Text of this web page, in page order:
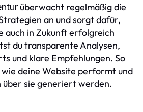
überwacht regelmäßig die
an und sorgt dafür,
auch in Zukunft erfolgreich
du transparente Analysen,
und klare Empfehlungen. So
deine Website performt und
sie generiert werden.